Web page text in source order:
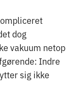
dog
vakuum netop
Indre
sig ikke